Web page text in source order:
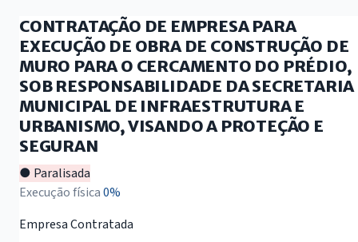
CONTRATAÇÃO DE EMPRESA PARA
EXECUÇÃO DE OBRA DE CONSTRUÇÃO DE
MURO PARA O CERCAMENTO DO PRÉDIO,
SOB RESPONSABILIDADE DA SECRETARIA
MUNICIPAL DE INFRAESTRUTURA E
URBANISMO, VISANDO A PROTEÇÃO E
SEGURAN
● Paralisada
Execução física0%
Empresa Contratada